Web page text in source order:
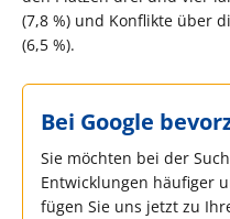
(7,8 %) und Konflikte über
(6,5 %).
Bei Google
Sie möchten bei der
Entwicklungen häufiger
fügen Sie uns jetzt zu